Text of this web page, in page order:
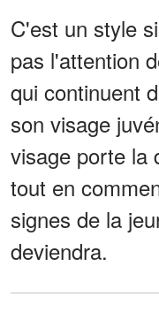
C'est un style
pas l'attention
qui continuent
son visage
visage porte la
tout en
signes de la
deviendra.